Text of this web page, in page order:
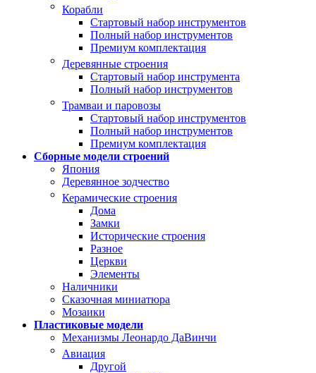
Корабли
Стартовый набор инструментов
Полный набор инструментов
Премиум комплектация
Деревянные строения
Стартовый набор инструмента
Полный набор инструментов
Трамваи и паровозы
Стартовый набор инструментов
Полный набор инструментов
Премиум комплектация
Сборные модели строений
Япония
Деревянное зодчество
Керамические строения
Дома
Замки
Исторические строения
Разное
Церкви
Элементы
Наличники
Сказочная миниатюра
Мозаики
Пластиковые модели
Механизмы Леонардо ДаВинчи
Авиация
Другой